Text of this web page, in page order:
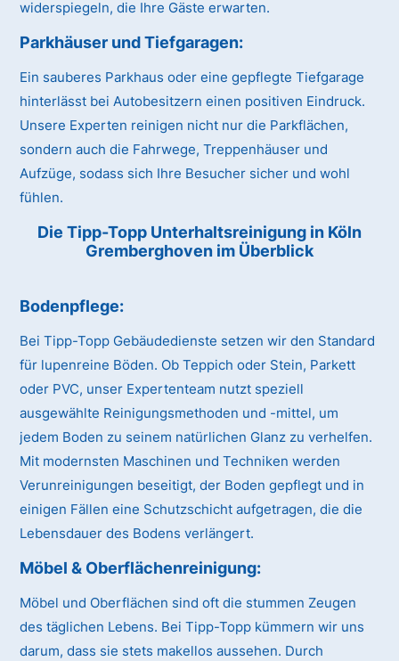
widerspiegeln, die Ihre Gäste erwarten.
Parkhäuser und Tiefgaragen:
Ein sauberes Parkhaus oder eine gepflegte Tiefgarage
hinterlässt bei Autobesitzern einen positiven Eindruck.
Unsere Experten reinigen nicht nur die Parkflächen,
sondern auch die Fahrwege, Treppenhäuser und
Aufzüge, sodass sich Ihre Besucher sicher und wohl
fühlen.
Die Tipp-Topp Unterhaltsreinigung in Köln
Gremberghoven im Überblick
Bodenpflege:
Bei Tipp-Topp Gebäudedienste setzen wir den Standard
für lupenreine Böden. Ob Teppich oder Stein, Parkett
oder PVC, unser Expertenteam nutzt speziell
ausgewählte Reinigungsmethoden und -mittel, um
jedem Boden zu seinem natürlichen Glanz zu verhelfen.
Mit modernsten Maschinen und Techniken werden
Verunreinigungen beseitigt, der Boden gepflegt und in
einigen Fällen eine Schutzschicht aufgetragen, die die
Lebensdauer des Bodens verlängert.
Möbel & Oberflächenreinigung:
Möbel und Oberflächen sind oft die stummen Zeugen
des täglichen Lebens. Bei Tipp-Topp kümmern wir uns
darum, dass sie stets makellos aussehen. Durch